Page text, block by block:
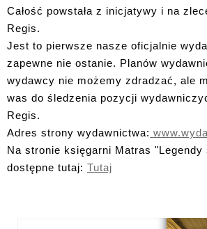
Całość powstała z inicjatywy i na
Regis.
Jest to pierwsze nasze oficjalnie
zapewne nie ostanie. Planów
wydawcy nie możemy zdradzać, ale
was do śledzenia pozycji
Regis.
Adres strony wydawnictwa:
Na stronie księgarni Matras "Legendy
dostępne tutaj: Tutaj